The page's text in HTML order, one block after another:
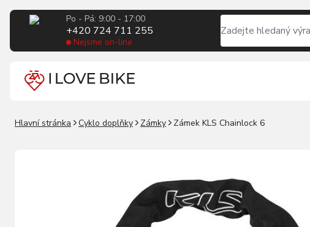
Po - Pá: 9:00 - 17:00
+420 724 711 255
Nejsme on-line
Hlavní stránka Cyklo doplňky Zámky Zámek KLS Chainlock 6